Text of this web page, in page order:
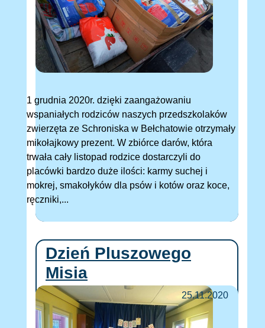
1 grudnia 2020r. dzięki zaangażowaniu
wspaniałych rodziców naszych przedszkolaków
zwierzęta ze Schroniska w Bełchatowie otrzymały
mikołajkowy prezent. W zbiórce darów, która
trwała cały listopad rodzice dostarczyli do
placówki bardzo duże ilości: karmy suchej i
mokrej, smakołyków dla psów i kotów oraz koce,
ręczniki,...
Dzień Pluszowego
Misia
25.11.2020